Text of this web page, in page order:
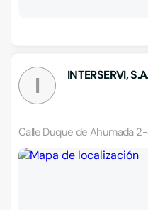
I INTERSERVI,
Calle Duque de Ahumada